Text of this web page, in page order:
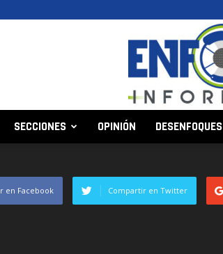
SECCIONES OPINIÓN DESENFOQUES
en Facebook Compartir en Twitter